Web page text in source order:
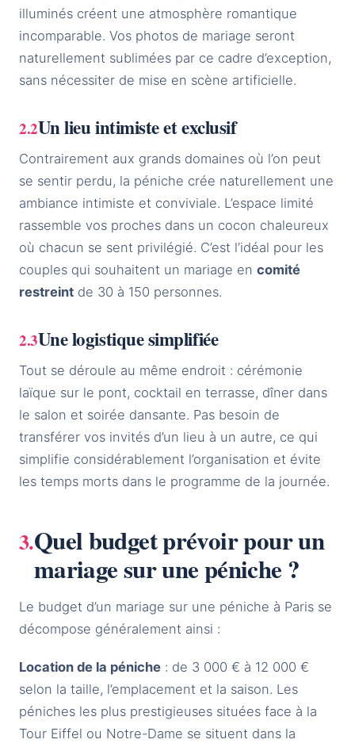
illuminés créent une atmosphère romantique
incomparable. Vos photos de mariage seront
naturellement sublimées par ce cadre d’exception,
sans nécessiter de mise en scène artificielle.
Un lieu intimiste et exclusif
Contrairement aux grands domaines où l’on peut
se sentir perdu, la péniche crée naturellement une
ambiance intimiste et conviviale. L’espace limité
rassemble vos proches dans un cocon chaleureux
où chacun se sent privilégié. C’est l’idéal pour les
couples qui souhaitent un mariage en comité
restreint de 30 à 150 personnes.
Une logistique simplifiée
Tout se déroule au même endroit : cérémonie
laïque sur le pont, cocktail en terrasse, dîner dans
le salon et soirée dansante. Pas besoin de
transférer vos invités d’un lieu à un autre, ce qui
simplifie considérablement l’organisation et évite
les temps morts dans le programme de la journée.
Quel budget prévoir pour un
mariage sur une péniche ?
Le budget d’un mariage sur une péniche à Paris se
décompose généralement ainsi :
Location de la péniche : de 3 000 € à 12 000 €
selon la taille, l’emplacement et la saison. Les
péniches les plus prestigieuses situées face à la
Tour Eiffel ou Notre-Dame se situent dans la